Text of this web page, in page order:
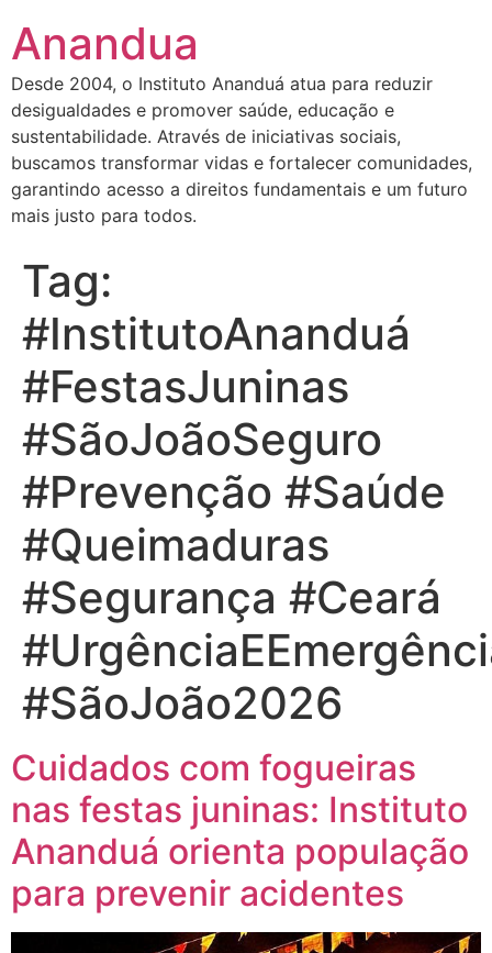
Anandua
Desde 2004, o Instituto Ananduá atua para reduzir
desigualdades e promover saúde, educação e
sustentabilidade. Através de iniciativas sociais,
buscamos transformar vidas e fortalecer comunidades,
garantindo acesso a direitos fundamentais e um futuro
mais justo para todos.
Tag:
#InstitutoAnanduá
#FestasJuninas
#SãoJoãoSeguro
#Prevenção #Saúde
#Queimaduras
#Segurança #Ceará
#SãoJoão2026
Cuidados com fogueiras
nas festas juninas: Instituto
Ananduá orienta população
para prevenir acidentes